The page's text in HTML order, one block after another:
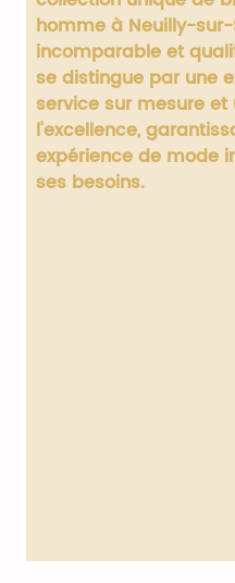
homme à Neuilly-
incomparable et
se distingue par une
service sur mesure
l'excellence,
expérience de mode
ses besoins.